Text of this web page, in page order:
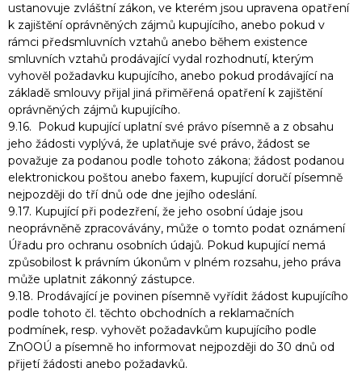
ustanovuje zvláštní zákon, ve kterém jsou upravena opatření
k zajištění oprávněných zájmů kupujícího, anebo pokud v
rámci předsmluvních vztahů anebo během existence
smluvních vztahů prodávající vydal rozhodnutí, kterým
vyhověl požadavku kupujícího, anebo pokud prodávající na
základě smlouvy přijal jiná přiměřená opatření k zajištění
oprávněných zájmů kupujícího.
9.16. Pokud kupující uplatní své právo písemně a z obsahu
jeho žádosti vyplývá, že uplatňuje své právo, žádost se
považuje za podanou podle tohoto zákona; žádost podanou
elektronickou poštou anebo faxem, kupující doručí písemně
nejpozději do tří dnů ode dne jejího odeslání.
9.17. Kupující při podezření, že jeho osobní údaje jsou
neoprávněně zpracovávány, může o tomto podat oznámení
Úřadu pro ochranu osobních údajů. Pokud kupující nemá
způsobilost k právním úkonům v plném rozsahu, jeho práva
může uplatnit zákonný zástupce.
9.18. Prodávající je povinen písemně vyřídit žádost kupujícího
podle tohoto čl. těchto obchodních a reklamačních
podmínek, resp. vyhovět požadavkům kupujícího podle
ZnOOÚ a písemně ho informovat nejpozději do 30 dnů od
přijetí žádosti anebo požadavků.